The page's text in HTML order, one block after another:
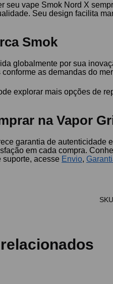
seu vape Smok Nord X
Seu design facilita
Smok
globalmente por sua
as demandas do
explorar mais opções de
na Vapor
garantia de autenticidade
em cada compra.
suporte, acesse Envio,